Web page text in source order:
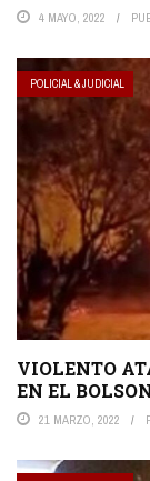
4 MAYO, 2022
POLICIAL & JUDICIAL
VIOLENTO
EN EL
21 MARZO, 2022